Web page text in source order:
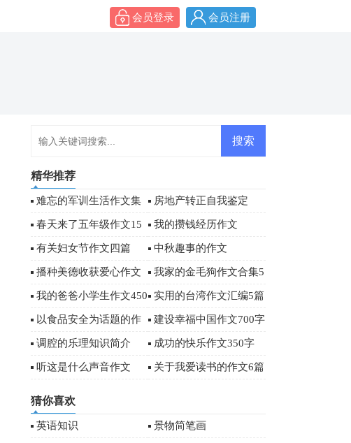
会员登录 会员注册
精华推荐
难忘的军训生活作文集
合6篇
房地产转正自我鉴定
春天来了五年级作文15
篇
我的攒钱经历作文
有关妇女节作文四篇 中秋趣事的作文
播种美德收获爱心作文 我家的金毛狗作文合集5
篇
我的爸爸小学生作文450
字
实用的台湾作文汇编5篇
以食品安全为话题的作
文
建设幸福中国作文700字
调腔的乐理知识简介 成功的快乐作文350字
听这是什么声音作文 关于我爱读书的作文6篇
猜你喜欢
英语知识 景物简笔画